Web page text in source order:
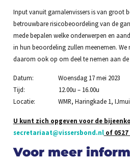
Input vanuit garnalenvissers is van groot
betrouwbare risicobeoordeling van de
mede bepalen welke onderwerpen en
in hun beoordeling zullen meenemen. We
daarom ook op om deel te nemen aan
Datum: Woensdag 17 mei 2023
Tijd: 12.00u – 16.00u
Locatie: WMR, Haringkade 1,
U kunt zich opgeven voor de
secretariaat@vissersbond.nlof 0527
Voor meer